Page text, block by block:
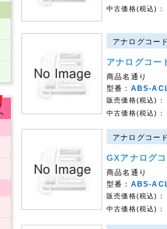
中古価格(税込)：
アナログコー
アナログコー
商品名通り
型番： ABS-
販売価格(税込)：
中古価格(税込)：
アナログコー
GXアナログ
商品名通り
型番： ABS-
販売価格(税込)：
中古価格(税込)：